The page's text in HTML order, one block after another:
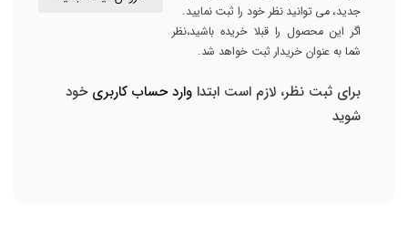
جدید، می توانید نظر خود را ثبت نمایید.
اگر این محصول را قبلا خریده باشید،نظر
شما به عنوان خریدار ثبت خواهد شد.
برای ثبت نظر، لازم است ابتدا وارد حساب کاربریخود
شوید